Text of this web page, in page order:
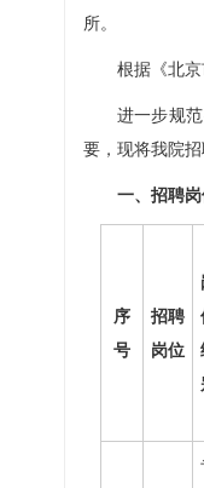
所。
根据《北
进一步规
要，现将我院招
一、招聘
序
号
招聘
岗位